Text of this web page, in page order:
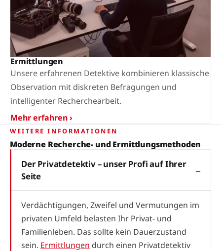
Ermittlungen
Unsere erfahrenen Detektive kombinieren klassische
Observation mit diskreten Befragungen und
intelligenter Recherchearbeit.
Mehr erfahren ›
WEITERE INFORMATIONEN
Moderne Recherche- und Ermittlungsmethoden
Der Privatdetektiv – unser Profi auf Ihrer
Seite
Verdächtigungen, Zweifel und Vermutungen im
privaten Umfeld belasten Ihr Privat- und
Familienleben. Das sollte kein Dauerzustand
sein. Ermittlungen durch einen Privatdetektiv